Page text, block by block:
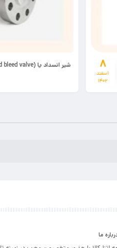
۸
اسفند
۱۴۰۲
شیر انسداد یا (block and bleed valve) چیست ؟
ما